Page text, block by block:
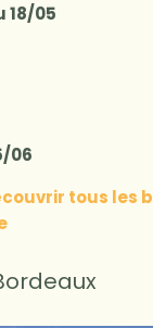
18/05
06
tous les